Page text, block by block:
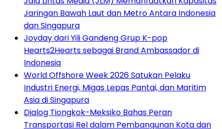
Jaringan Bawah Laut dan Metro Antara Indonesia
dan Singapura
Joyday dari Yili Gandeng Grup K-pop
Hearts2Hearts sebagai Brand Ambassador di
Indonesia
World Offshore Week 2026 Satukan Pelaku
Industri Energi, Migas Lepas Pantai, dan Maritim
Asia di Singapura
Dialog Tiongkok-Meksiko Bahas Peran
Transportasi Rel dalam Pembangunan Kota dan